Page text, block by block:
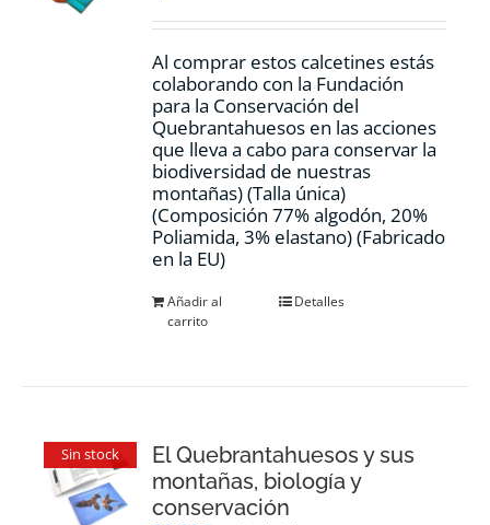
Al comprar estos calcetines estás
colaborando con la Fundación
para la Conservación del
Quebrantahuesos en las acciones
que lleva a cabo para conservar la
biodiversidad de nuestras
montañas) (Talla única)
(Composición 77% algodón, 20%
Poliamida, 3% elastano) (Fabricado
en la EU)
Añadir al
carrito
Detalles
Sin stock
El Quebrantahuesos y sus
montañas, biología y
conservación